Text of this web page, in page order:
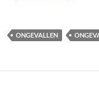
ONGEVALLEN